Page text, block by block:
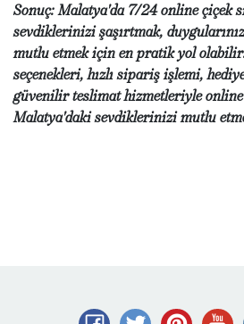
Sonuç: Malatya'da 7/24 online çiçek
sevdiklerinizi şaşırtmak,
mutlu etmek için en pratik yol
seçenekleri, hızlı sipariş işlemi,
güvenilir teslimat hizmetleriyle
Malatya'daki sevdiklerinizi mutlu
FacebookTwitter Pinterest